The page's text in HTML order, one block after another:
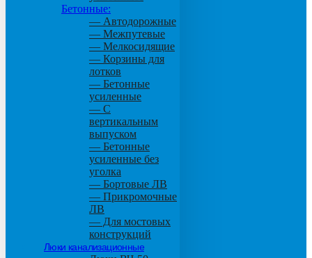
Бетонные:
— Автодорожные
— Межпутевые
— Мелкосидящие
— Корзины для
лотков
— Бетонные
усиленные
— С
вертикальным
выпуском
— Бетонные
усиленные без
уголка
— Бортовые ЛВ
— Прикромочные
ЛВ
— Для мостовых
конструкций
Люки канализационные